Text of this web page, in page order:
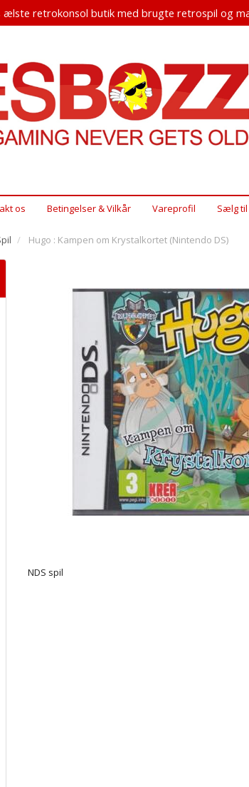
ælste retrokonsol butik med brugte retrospil og
os Betingelser & Vilkår Vareprofil Sælg til
Hugo : Kampen om Krystalkortet (Nintendo DS)
NDS spil